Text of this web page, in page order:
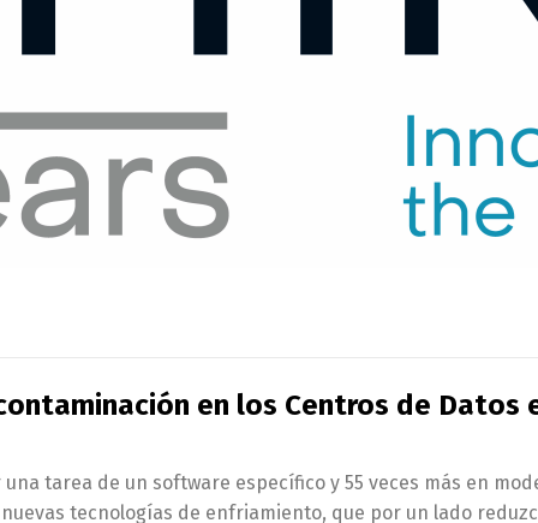
en los Centros de Datos
tarea de un software específico y 55 veces más en
tecnologías de enfriamiento, que por un lado